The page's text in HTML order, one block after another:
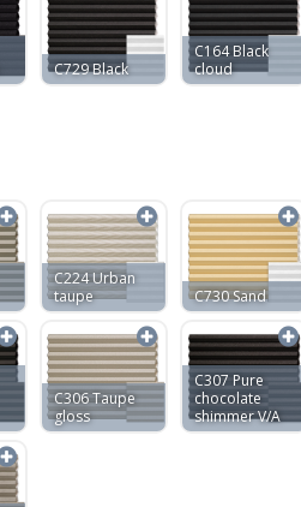
C729 Black
C164 Black
cloud
C224 Urban
taupe
C730 Sand
C306 Taupe
gloss
C307 Pure
chocolate
shimmer V/A